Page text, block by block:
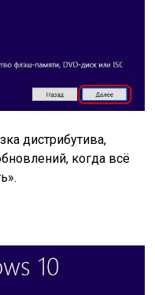
дистрибутива,
когда всё